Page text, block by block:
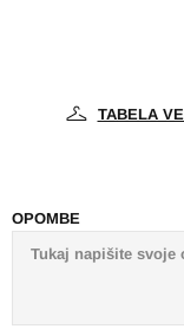
TABELA
OPOMBE